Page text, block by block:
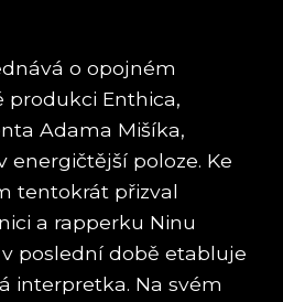
o opojném
produkci Enthica,
Adama Mišíka,
energičtější poloze. Ke
tentokrát přizval
a rapperku Ninu
poslední době etabluje
interpretka. Na svém